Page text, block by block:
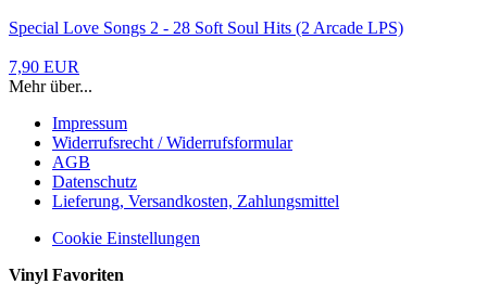
Special Love Songs 2 - 28 Soft Soul Hits (2 Arcade LPS)
7,90 EUR
Mehr über...
Impressum
Widerrufsrecht / Widerrufsformular
AGB
Datenschutz
Lieferung, Versandkosten, Zahlungsmittel
Cookie Einstellungen
Vinyl Favoriten